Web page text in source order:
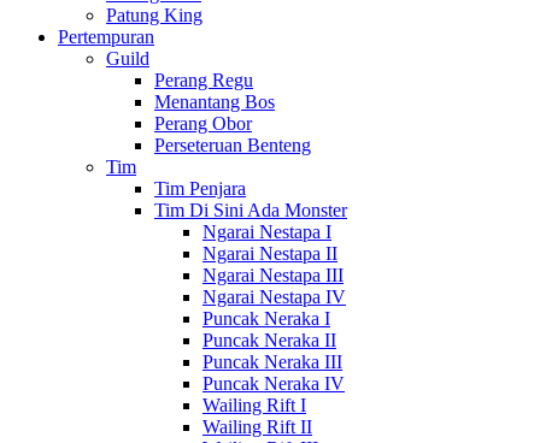
Patung King
Pertempuran
Guild
Perang Regu
Menantang Bos
Perang Obor
Perseteruan Benteng
Tim
Tim Penjara
Tim Di Sini Ada Monster
Ngarai Nestapa I
Ngarai Nestapa II
Ngarai Nestapa III
Ngarai Nestapa IV
Puncak Neraka I
Puncak Neraka II
Puncak Neraka III
Puncak Neraka IV
Wailing Rift I
Wailing Rift II